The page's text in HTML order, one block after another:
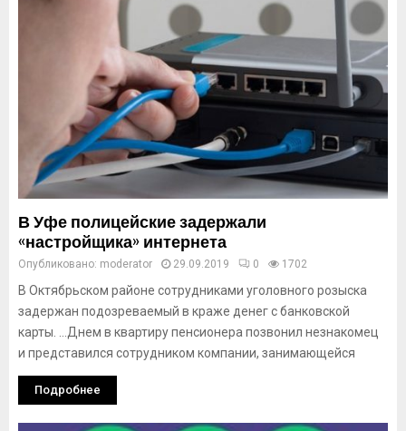
В Уфе полицейские задержали
«настройщика» интернета
Опубликовано: moderator 29.09.2019 0 1702
В Октябрьском районе сотрудниками уголовного розыска
задержан подозреваемый в краже денег с банковской
карты. …Днем в квартиру пенсионера позвонил незнакомец
и представился сотрудником компании, занимающейся
Подробнее